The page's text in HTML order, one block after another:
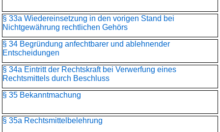
§ 33a Wiedereinsetzung in den vorigen Stand bei
Nichtgewährung rechtlichen Gehörs
§ 34 Begründung anfechtbarer und ablehnender
Entscheidungen
§ 34a Eintritt der Rechtskraft bei Verwerfung eines
Rechtsmittels durch Beschluss
§ 35 Bekanntmachung
§ 35a Rechtsmittelbelehrung